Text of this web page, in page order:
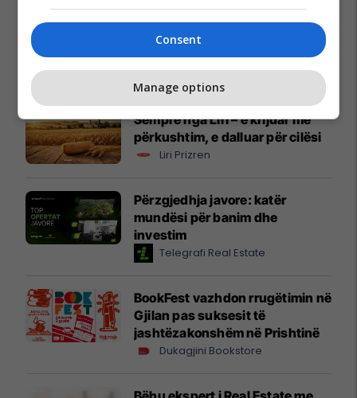
Promo Reklamo këtu
Sempre nga Liri – e krijuar me
përkushtim, e dalluar për cilësi
Liri Prizren
Përzgjedhja javore: katër
mundësi për banim dhe
investim
Telegrafi Real Estate
BookFest vazhdon rrugëtimin në
Gjilan pas suksesit të
jashtëzakonshëm në Prishtinë
Dukagjini Bookstore
Consent
Manage options